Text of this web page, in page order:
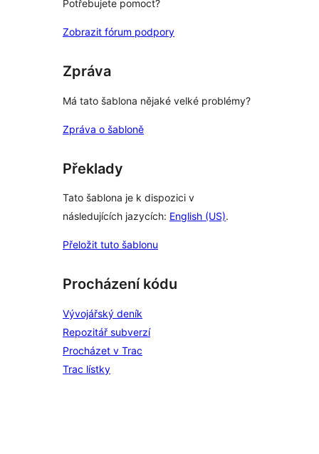
Potřebujete pomoct?
Zobrazit fórum podpory
Zpráva
Má tato šablona nějaké velké problémy?
Zpráva o šabloně
Překlady
Tato šablona je k dispozici v
následujících jazycích: English (US).
Přeložit tuto šablonu
Procházení kódu
Vývojářský deník
Repozitář subverzí
Procházet v Trac
Trac lístky